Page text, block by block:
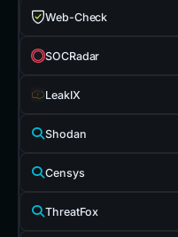
Web-Check
SOCRadar
LeakIX
Shodan
Censys
ThreatFox